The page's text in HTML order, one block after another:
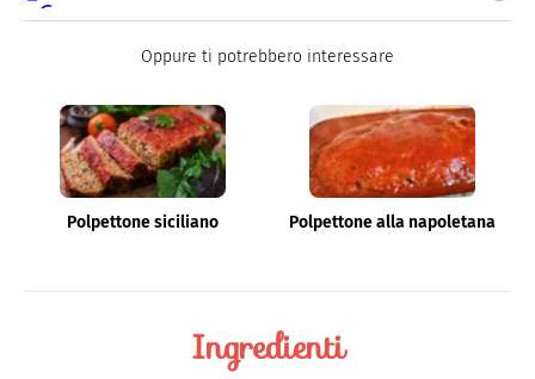
quale trovi idee veloci, facili e spiegate passo passo.
Oppure ti potrebbero interessare
Polpettone siciliano Polpettone alla napoletana
Ingredienti